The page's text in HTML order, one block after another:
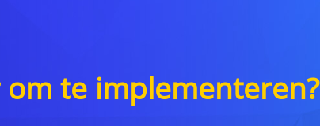
om te implementeren?